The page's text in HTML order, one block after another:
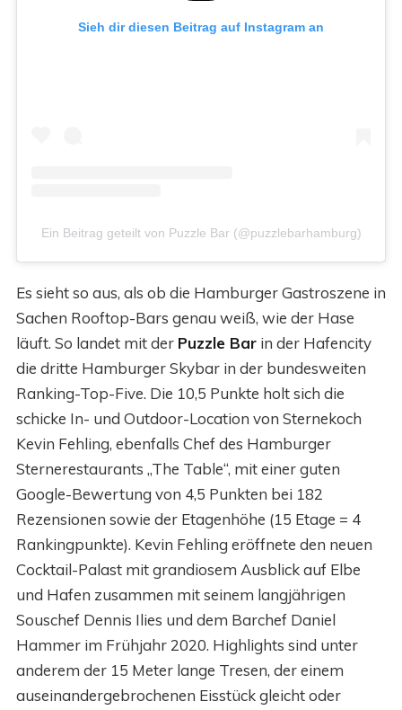
Sieh dir diesen Beitrag auf Instagram an
Ein Beitrag geteilt von Puzzle Bar (@puzzlebarhamburg)
Es sieht so aus, als ob die Hamburger Gastroszene in
Sachen Rooftop-Bars genau weiß, wie der Hase
läuft. So landet mit der Puzzle Barin der Hafencity
die dritte Hamburger Skybar in der bundesweiten
Ranking-Top-Five. Die 10,5 Punkte holt sich die
schicke In- und Outdoor-Location von Sternekoch
Kevin Fehling, ebenfalls Chef des Hamburger
Sternerestaurants „The Table“, mit einer guten
Google-Bewertung von 4,5 Punkten bei 182
Rezensionen sowie der Etagenhöhe (15 Etage = 4
Rankingpunkte). Kevin Fehling eröffnete den neuen
Cocktail-Palast mit grandiosem Ausblick auf Elbe
und Hafen zusammen mit seinem langjährigen
Souschef Dennis Ilies und dem Barchef Daniel
Hammer im Frühjahr 2020. Highlights sind unter
anderem der 15 Meter lange Tresen, der einem
auseinandergebrochenen Eisstück gleicht oder